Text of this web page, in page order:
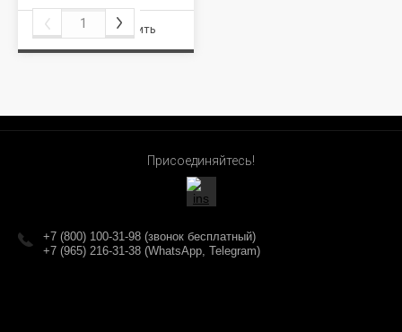
Сравнить
Присоединяйтесь!
+7 (800) 100-31-98 (звонок бесплатный)
+7 (965) 216-31-38 (WhatsApp, Telegram)